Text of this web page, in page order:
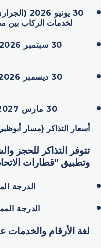
30 يونيو 2026 (الجراري)
لخدمات الركاب بين
30 سبتمبر 2026
30 ديسمبر 2026
30 مارس 2027
أسعار التذاكر (مسار
تتوفر التذاكر للحجز
وتطبيق "قطارات
الدرجة
الدرجة
لغة الأرقام والخدمات